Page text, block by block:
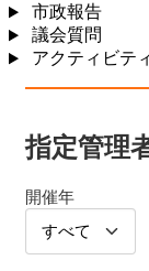
市政報告
議会質問
アクティビテ
指定管理
開催年